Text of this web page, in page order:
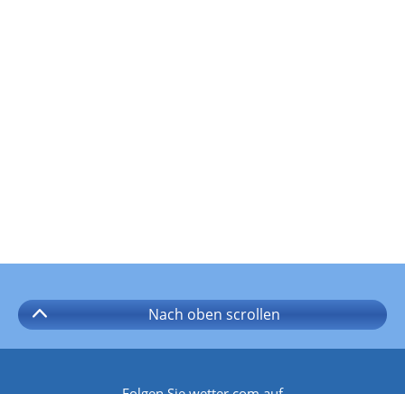
Nach oben scrollen